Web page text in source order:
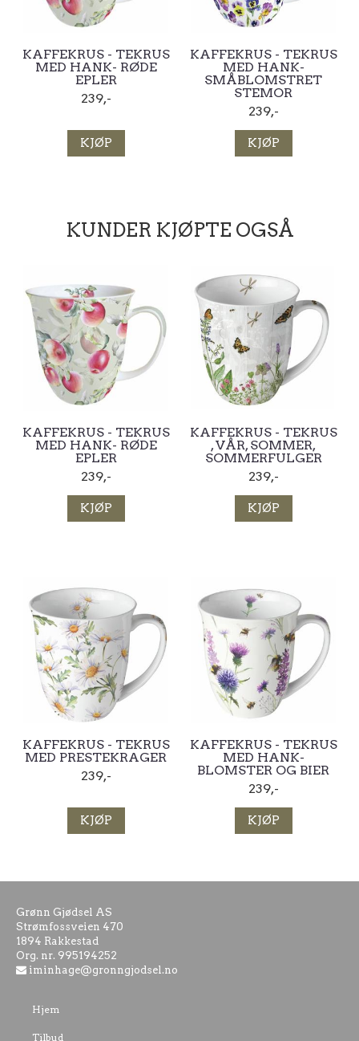
KAFFEKRUS - TEKRUS
MED HANK- RØDE
EPLER
239,-
KJØP
KAFFEKRUS - TEKRUS
MED HANK-
SMÅBLOMSTRET
STEMOR
239,-
KJØP
KUNDER KJØPTE OGSÅ
KAFFEKRUS - TEKRUS
MED HANK- RØDE
EPLER
239,-
KJØP
KAFFEKRUS - TEKRUS
, VÅR, SOMMER,
SOMMERFULGER
239,-
KJØP
KAFFEKRUS - TEKRUS
MED PRESTEKRAGER
239,-
KJØP
KAFFEKRUS - TEKRUS
MED HANK-
BLOMSTER OG BIER
239,-
KJØP
Grønn Gjødsel AS
Strømfossveien 470
1894 Rakkestad
Org. nr. 995194252
iminhage@gronngjodsel.no
Hjem
Tilbud